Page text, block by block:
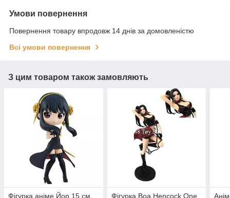
Умови повернення
Повернення товару впродовж 14 днів за домовленістю
Всі умови повернення
З цим товаром також замовляють
Фігурка аніме Йор 15 см,
Фігурка Boa Hencock One